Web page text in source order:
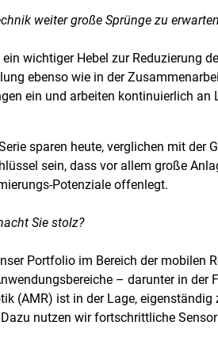
weiter große Sprünge zu
wichtiger Hebel zur Reduzierung
ebenso wie in der
ein und arbeiten kontinuierlich an
sparen heute, verglichen mit der
sein, dass vor allem große
Potenziale offenlegt.
Sie stolz?
Portfolio im Bereich der mobilen
– darunter in der
(AMR) ist in der Lage,
nutzen wir fortschrittliche